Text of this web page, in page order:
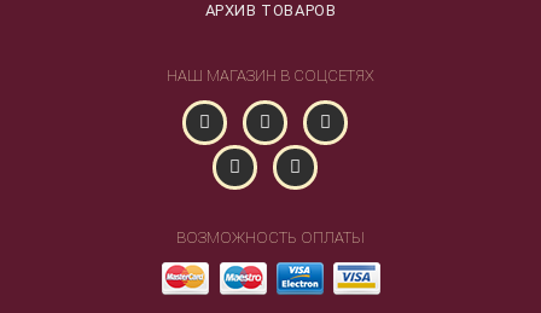
АРХИВ ТОВАРОВ
НАШ МАГАЗИН В СОЦСЕТЯХ
ВОЗМОЖНОСТЬ ОПЛАТЫ